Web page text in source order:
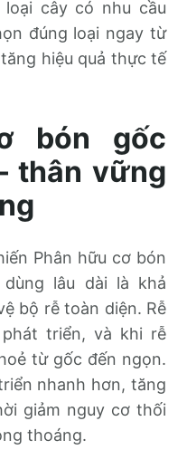
cây có nhu cầu
đúng loại ngay từ
hiệu quả thực tế
bón gốc
thân vững
Phân hữu cơ bón
lâu dài là khả
bộ rễ toàn diện. Rễ
triển, và khi rễ
từ gốc đến ngọn.
nhanh hơn, tăng
giảm nguy cơ thối
thoáng.